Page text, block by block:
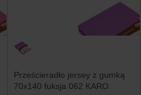
Prześcieradło jersey z gumką
70x140 fuksja 062 KARO